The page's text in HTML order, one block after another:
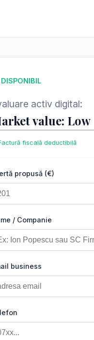
DISPONIBIL
activ digital:
value: Low
fiscală deductibilă
propusă (€)
/ Companie
business